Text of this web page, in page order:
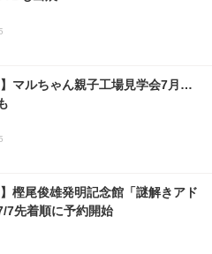
】マルちゃん親子工場見学会7月…
】樫尾俊雄発明記念館「謎解きアド
7先着順に予約開始